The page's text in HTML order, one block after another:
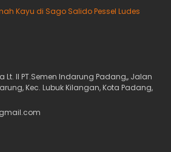
Kayu di Sago Salido Pessel Ludes
Lt. II PT.Semen Indarung Padang,, Jalan
Kec. Lubuk Kilangan, Kota Padang,